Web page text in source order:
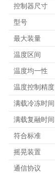
控制器尺寸
型号
最大装量
温度区间
温度均一性
温度控制精度
满载冷冻时间
满载复融时间
符合标准
摇晃装置
通信协议